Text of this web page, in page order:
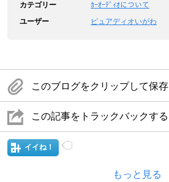
カテゴリー
ｶｰｵｰﾃﾞｨｵについて
ユーザー
ピュアディオいがわ
このブログをクリップして保存
この記事をトラックバックする
イイね！
もっと見る